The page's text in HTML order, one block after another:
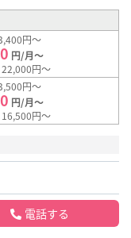
円～
円/月～
円～
円～
円/月～
円～
電話する